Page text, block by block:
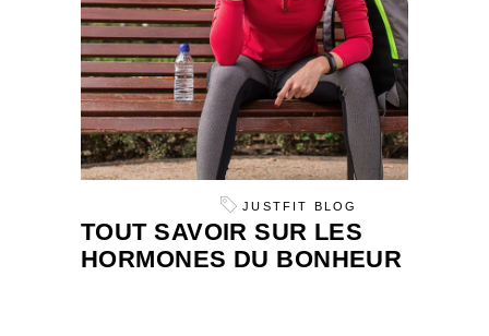
JUSTFIT BLOG
TOUT SAVOIR SUR LES
HORMONES DU BONHEUR